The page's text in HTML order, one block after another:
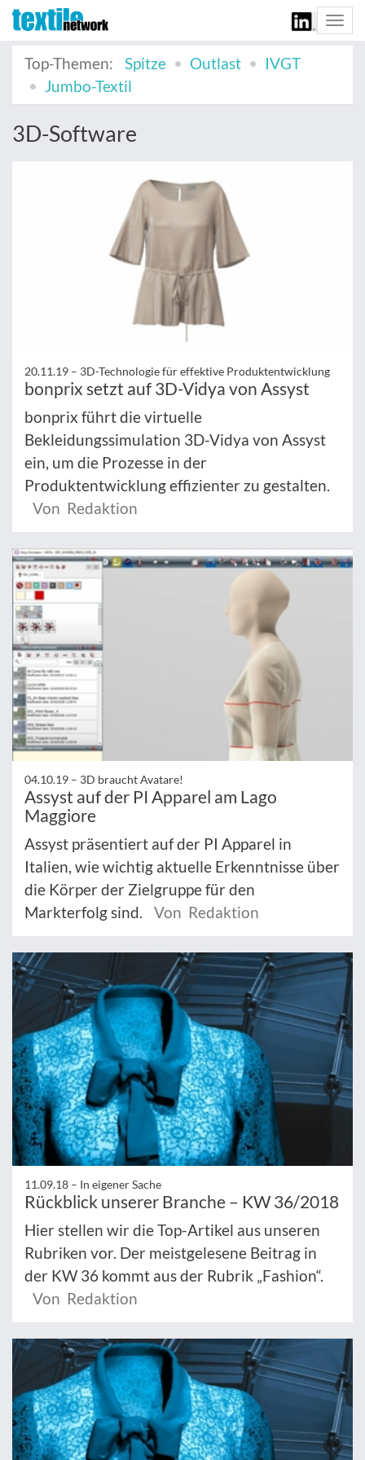
Top-Themen:
Spitze Outlast
IVGT
Jumbo-Textil
3D-Software
20.11.19 – 3D-Technologie für effektive Produktentwicklung
bonprix setzt auf 3D-Vidya von Assyst
bonprix führt die virtuelle
Bekleidungssimulation 3D-Vidya von Assyst
ein, um die Prozesse in der
Produktentwicklung effizienter zu gestalten.
Von Redaktion
04.10.19 – 3D braucht Avatare!
Assyst auf der PI Apparel am Lago
Maggiore
Assyst präsentiert auf der PI Apparel in
Italien, wie wichtig aktuelle Erkenntnisse über
die Körper der Zielgruppe für den
Markterfolg sind.
Von Redaktion
11.09.18 – In eigener Sache
Rückblick unserer Branche – KW 36/2018
Hier stellen wir die Top-Artikel aus unseren
Rubriken vor. Der meistgelesene Beitrag in
der KW 36 kommt aus der Rubrik „Fashion“.
Von Redaktion